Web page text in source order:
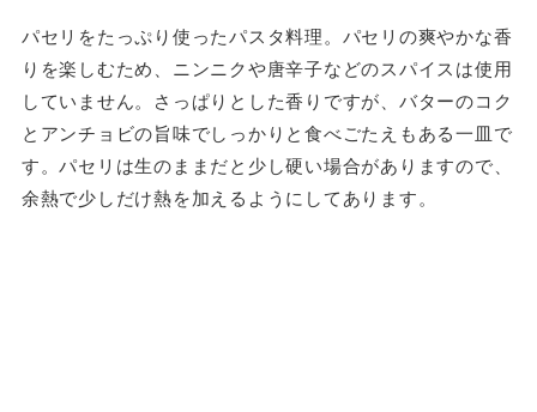
パセリをたっぷり使ったパスタ料理。パセリの爽やかな香
りを楽しむため、ニンニクや唐辛子などのスパイスは使用
していません。さっぱりとした香りですが、バターのコク
とアンチョビの旨味でしっかりと食べごたえもある一皿で
す。パセリは生のままだと少し硬い場合がありますので、
余熱で少しだけ熱を加えるようにしてあります。